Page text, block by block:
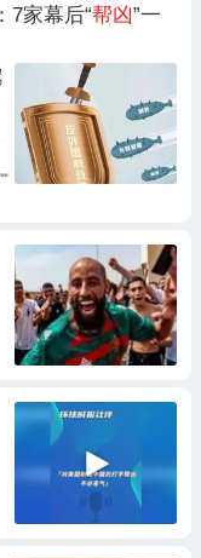
7家幕后“帮凶”一